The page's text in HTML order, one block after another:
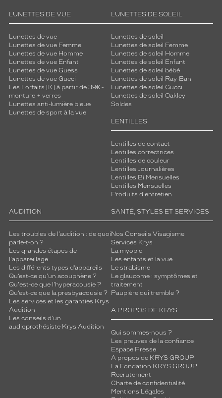
LUNETTES DE VUE
Lunettes de vue
Lunettes de vue Femme
Lunettes de vue Homme
Lunettes de vue Enfant
Lunettes de vue Guess
Lunettes de vue Gucci
Les Forfaits [K] à partir de 39€ -
monture + verres
Lunettes anti-lumière bleue
Lunettes de sport à la vue
LUNETTES DE SOLEIL
Lunettes de soleil
Lunettes de soleil Femme
Lunettes de soleil Homme
Lunettes de soleil Enfant
Lunettes de soleil bébé
Lunettes de soleil Ray-Ban
Lunettes de soleil Gucci
Lunettes de soleil Oakley
Soldes
LENTILLES
Lentilles de contact
Lentilles correctrices
Lentilles de couleur
Lentilles Journalières
Lentilles Bi Mensuelles
Lentilles Mensuelles
Produits d'entretien
AUDITION
Les troubles de l’audition : de quoi
parle-t-on ?
Les grandes étapes de
l'appareillage
Les différents types d’appareils
Qu’est-ce qu'un acouphène ?
Qu'est-ce que l'hyperacousie ?
Qu’est-ce que la presbyacousie ?
Les services et les garanties Krys
Audition
Les conseils d'un
audioprothésiste Krys Audition
SANTÉ, STYLES ET SERVICES
Nos Conseils Visagisme
Services Krys
La myopie
Les enfants et la vue
Le strabisme
Le glaucome : symptômes et
traitement
Paupière qui tremble ?
A PROPOS DE KRYS
Qui sommes-nous ?
Les preuves de la confiance
Espace Presse
A propos de KRYS GROUP
La Fondation KRYS GROUP
Recrutement
Charte de confidentialité
Mentions Légales